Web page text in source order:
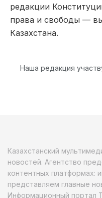
редакции
права и свободы —
Казахстана.
Наша редакция
Казахстанский
новостей. Агентство
контентных платформах:
представляем главные
Информационный портал